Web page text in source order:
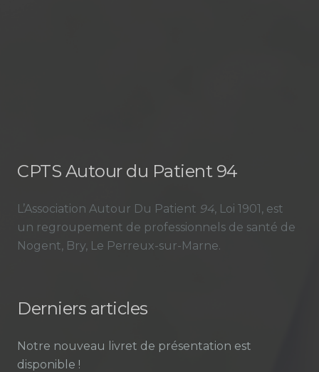
CPTS Autour du Patient 94
L’Association Autour Du Patient 94, Loi 1901, est
un regroupement de professionnels de santé de
Nogent, Bry, Le Perreux-sur-Marne.
Derniers articles
Notre nouveau livret de présentation est
disponible !